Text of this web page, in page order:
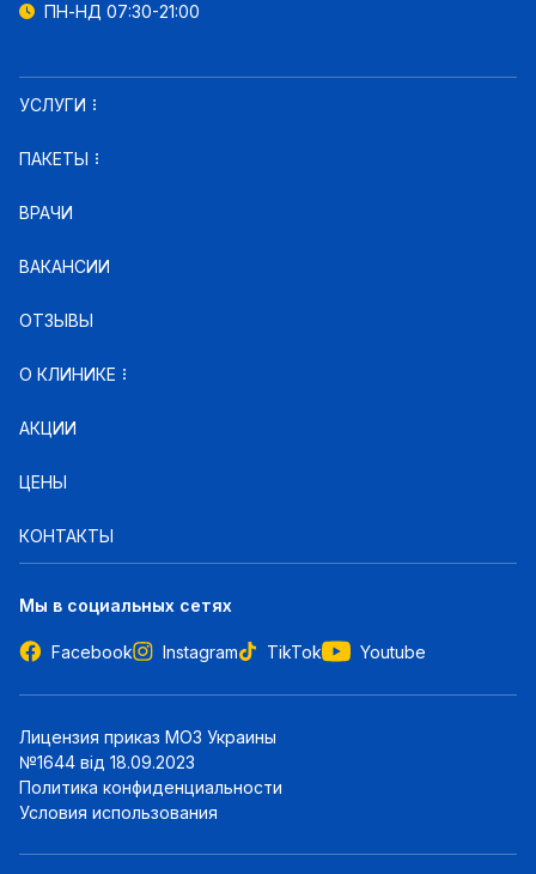
ПН-НД 07:30-21:00
УСЛУГИ
ПАКЕТЫ
ВРАЧИ
ВАКАНСИИ
ОТЗЫВЫ
О КЛИНИКЕ
АКЦИИ
ЦЕНЫ
КОНТАКТЫ
Мы в социальных сетях
Facebook Instagram TikTok Youtube
Лицензия приказ МОЗ Украины
№1644 від 18.09.2023
Политика конфиденциальности
Условия использования